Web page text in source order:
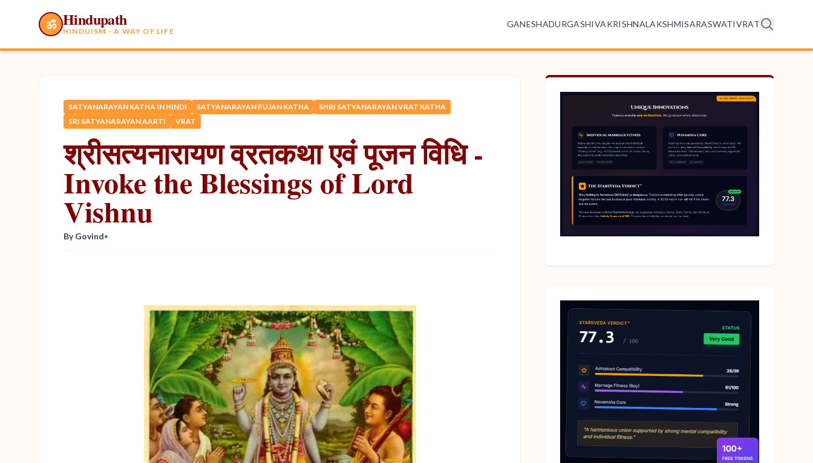
ॐ Hindupath
HINDUISM - A WAY OF LIFE
GANESHADURGASHIVAKRISHNALAKSHMISARASWATIVRAT
SATYANARAYAN KATHA IN HINDI SATYANARAYAN PUJAN KATHA
SHRI SATYANARAYAN VRAT KATHA
SRI SATYANARAYAN AARTI
VRAT
श्रीसत्यनारायण व्रतकथा एवं पूजन विधि -
Invoke the Blessings of Lord
Vishnu
By Govind•